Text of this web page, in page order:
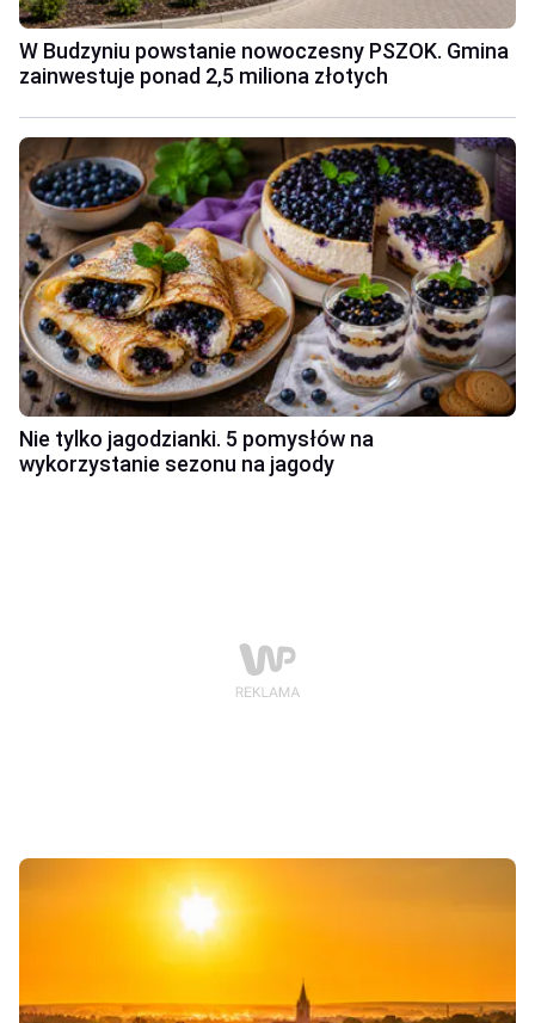
W Budzyniu powstanie nowoczesny PSZOK. Gmina
zainwestuje ponad 2,5 miliona złotych
Nie tylko jagodzianki. 5 pomysłów na
wykorzystanie sezonu na jagody